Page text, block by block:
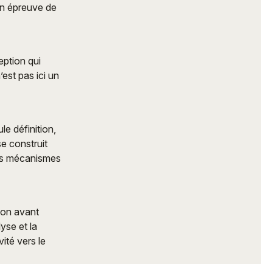
épreuve de
qui
pas ici un
définition,
construit
mécanismes
avant
et la
vers le